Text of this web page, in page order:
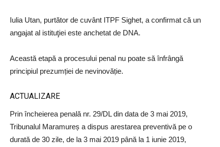
Iulia Utan, purtător de cuvânt ITPF Sighet, a confirmat că un
angajat al istituţiei este anchetat de DNA.
Această etapă a procesului penal nu poate să înfrângă
principiul prezumției de nevinovăție.
ACTUALIZARE
Prin încheierea penală nr. 29/DL din data de 3 mai 2019,
Tribunalul Maramureș a dispus arestarea preventivă pe o
durată de 30 zile, de la 3 mai 2019 până la 1 iunie 2019,